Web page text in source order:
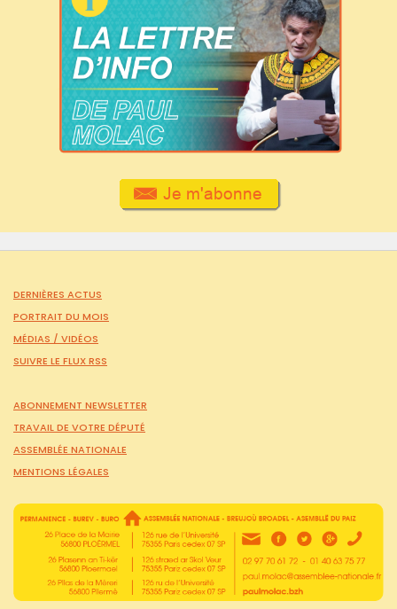
DERNIÈRES ACTUS
PORTRAIT DU MOIS
MÉDIAS / VIDÉOS
SUIVRE LE FLUX RSS
ABONNEMENT NEWSLETTER
TRAVAIL DE VOTRE DÉPUTÉ
ASSEMBLÉE NATIONALE
MENTIONS LÉGALES